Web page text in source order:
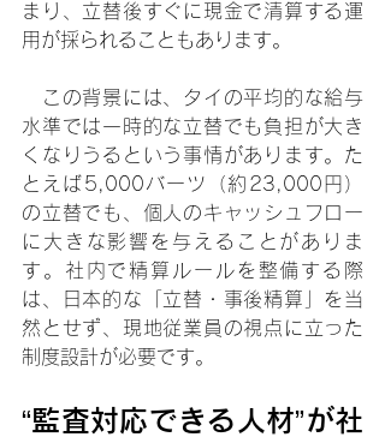
まり、立替後すぐに現金で清算する運
用が採られることもあります。
この背景には、タイの平均的な給与
水準では一時的な立替でも負担が大き
くなりうるという事情があります。た
とえば5,000バーツ（約23,000円）
の立替でも、個人のキャッシュフロー
に大きな影響を与えることがありま
す。社内で精算ルールを整備する際
は、日本的な「立替・事後精算」を当
然とせず、現地従業員の視点に立った
制度設計が必要です。
“監査対応できる人材”が社